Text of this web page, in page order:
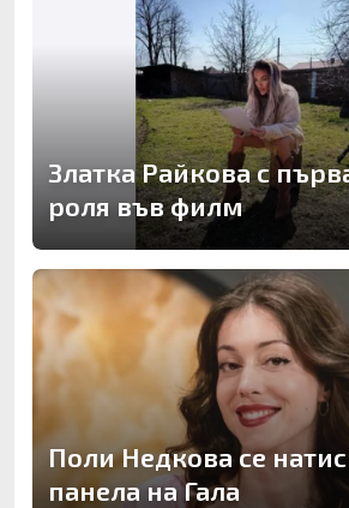
Златка Райкова с
роля във филм
Поли Недкова се
панела на Гала